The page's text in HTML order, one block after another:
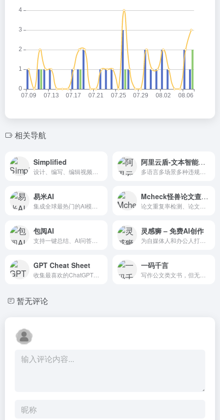
相关导航
Simplified 阿里云盾-文本智能审核
易米AI Mcheck怪兽论文查重检测
包阅AI 灵感狮 – 免费AI创作
GPT Cheat Sheet 一码千言
暂无评论